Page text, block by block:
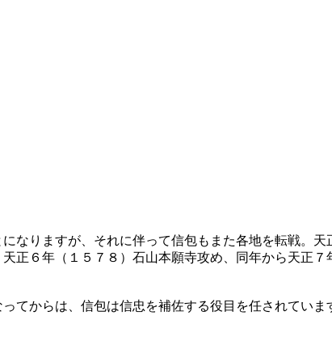
なりますが、それに伴って信包もまた各地を転戦。
正６年（１５７８）石山本願寺攻め、同年から天正
てからは、信包は信忠を補佐する役目を任されてい